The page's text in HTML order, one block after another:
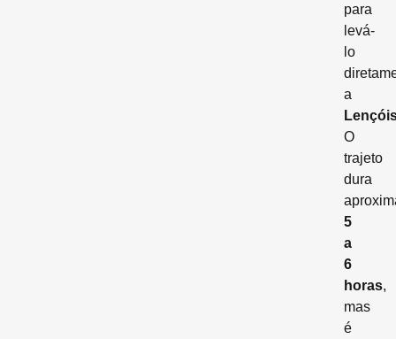
para
levá-
lo
a
O
trajeto
dura
5
a
6
horas,
mas
é